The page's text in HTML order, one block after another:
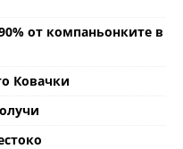
от компаньонките в
Ковачки